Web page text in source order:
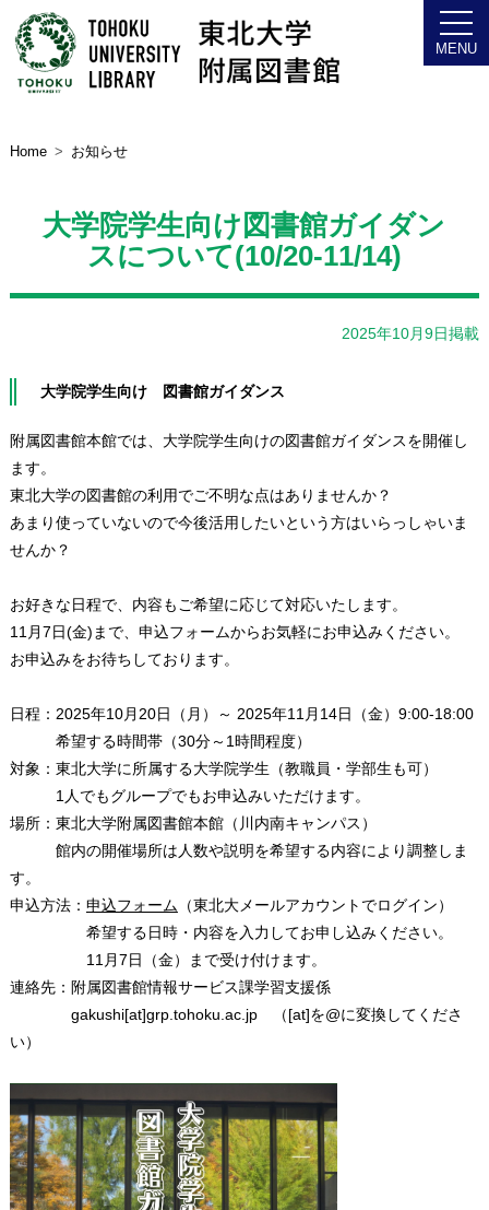
Home お知らせ
大学院学生向け図書館ガイダン
スについて(10/20-11/14)
2025年10月9日掲載
大学院学生向け 図書館ガイダンス
附属図書館本館では、大学院学生向けの図書館ガイダンスを開催し
ます。
東北大学の図書館の利用でご不明な点はありませんか？
あまり使っていないので今後活用したいという方はいらっしゃいま
せんか？
お好きな日程で、内容もご希望に応じて対応いたします。
11月7日(金)まで、申込フォームからお気軽にお申込みください。
お申込みをお待ちしております。
日程：2025年10月20日（月）～ 2025年11月14日（金）9:00-18:00
希望する時間帯（30分～1時間程度）
対象：東北大学に所属する大学院学生（教職員・学部生も可）
1人でもグループでもお申込みいただけます。
場所：東北大学附属図書館本館（川内南キャンパス）
館内の開催場所は人数や説明を希望する内容により調整しま
す。
申込方法： 申込フォーム （東北大メールアカウントでログイン）
希望する日時・内容を入力してお申し込みください。
11月7日（金）まで受け付けます。
連絡先：附属図書館情報サービス課学習支援係
gakushi[at]grp.tohoku.ac.jp （[at]を@に変換してくださ
い）